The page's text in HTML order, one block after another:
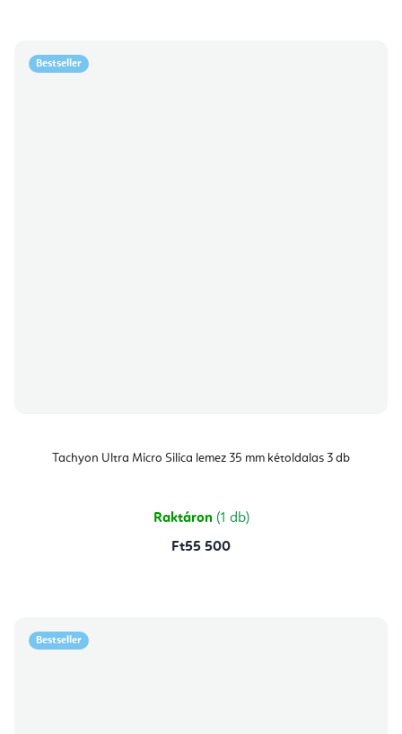
Bestseller
Tachyon Ultra Micro Silica lemez 35 mm kétoldalas 3 db
Raktáron (1 db)
Ft55 500
Bestseller